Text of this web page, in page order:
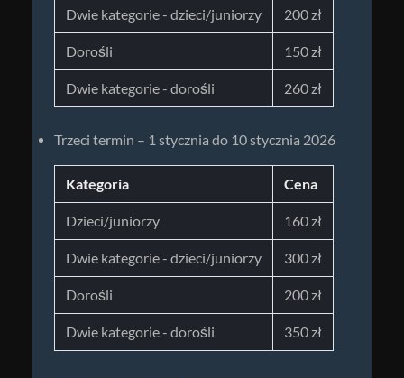
Dwie kategorie - dzieci/juniorzy 200 zł
Dorośli 150 zł
Dwie kategorie - dorośli 260 zł
Trzeci termin – 1 stycznia do 10 stycznia 2026
Kategoria Cena
Dzieci/juniorzy 160 zł
Dwie kategorie - dzieci/juniorzy 300 zł
Dorośli 200 zł
Dwie kategorie - dorośli 350 zł